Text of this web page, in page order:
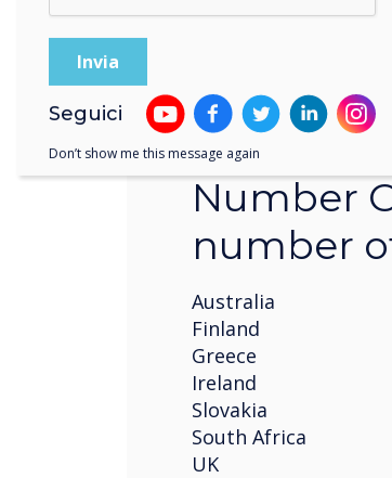
Number One
We are
Number
number
Australia
Finland
Greece
Ireland
Slovakia
South Africa
UK
Seguici
Don’t show me this message again